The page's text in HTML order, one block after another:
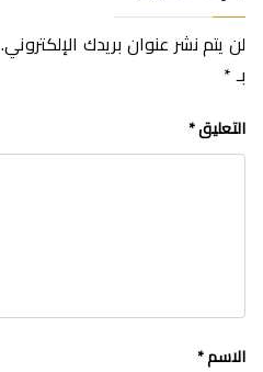
لن يتم نشر عنوان بريدك الإلكتروني.
بـ*
التعليق*
الاسم*